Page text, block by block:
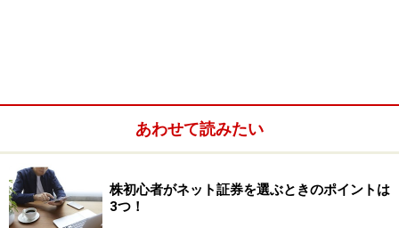
あわせて読みたい
株初心者がネット証券を選ぶときのポイントは
3つ！